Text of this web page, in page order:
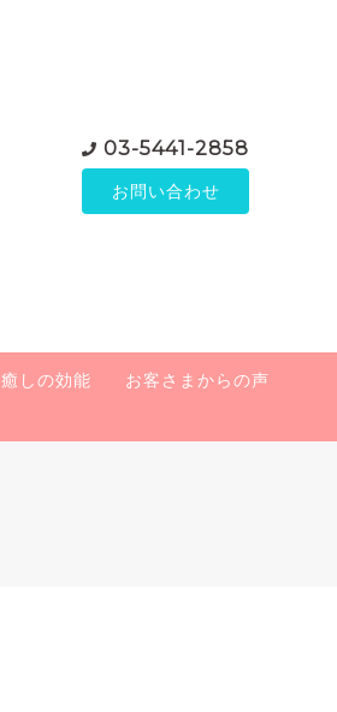
03-5441-2858
お問い合わせ
癒しの効能
お客さまからの声